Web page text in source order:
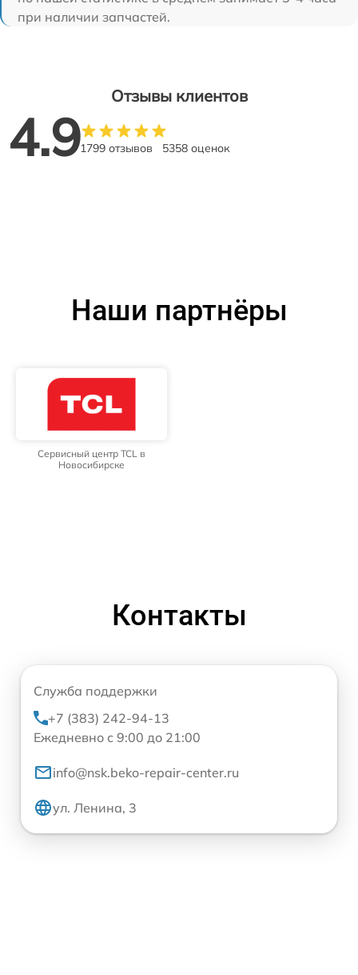
при наличии запчастей.
Отзывы клиентов
4.91799 отзывов 5358 оценок
Наши партнёры
Сервисный центр TCL в
Новосибирске
Контакты
Служба поддержки
+7 (383) 242-94-13
Ежедневно с 9:00 до 21:00
info@nsk.beko-repair-center.ru
ул. Ленина, 3